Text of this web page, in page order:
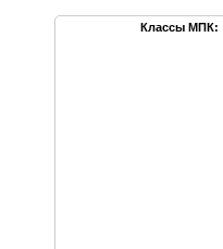
Классы МПК: